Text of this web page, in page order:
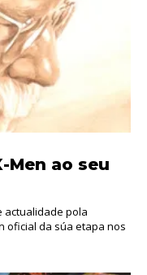
Men ao seu
actualidade pola
oficial da súa etapa nos